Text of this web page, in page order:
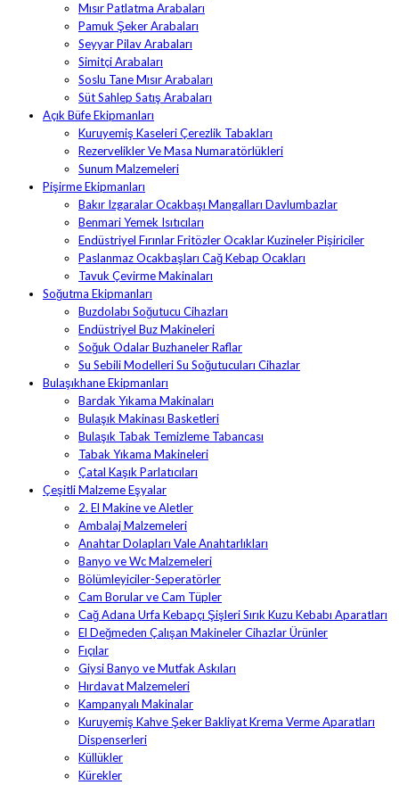
Mısır Patlatma Arabaları
Pamuk Şeker Arabaları
Seyyar Pilav Arabaları
Simitçi Arabaları
Soslu Tane Mısır Arabaları
Süt Sahlep Satış Arabaları
Açık Büfe Ekipmanları
Kuruyemiş Kaseleri Çerezlik Tabakları
Rezervelikler Ve Masa Numaratörlükleri
Sunum Malzemeleri
Pişirme Ekipmanları
Bakır Izgaralar Ocakbaşı Mangalları Davlumbazlar
Benmari Yemek Isıtıcıları
Endüstriyel Fırınlar Fritözler Ocaklar Kuzineler Pişiriciler
Paslanmaz Ocakbaşları Cağ Kebap Ocakları
Tavuk Çevirme Makinaları
Soğutma Ekipmanları
Buzdolabı Soğutucu Cihazları
Endüstriyel Buz Makineleri
Soğuk Odalar Buzhaneler Raflar
Su Sebili Modelleri Su Soğutucuları Cihazlar
Bulaşıkhane Ekipmanları
Bardak Yıkama Makinaları
Bulaşık Makinası Basketleri
Bulaşık Tabak Temizleme Tabancası
Tabak Yıkama Makineleri
Çatal Kaşık Parlatıcıları
Çeşitli Malzeme Eşyalar
2. El Makine ve Aletler
Ambalaj Malzemeleri
Anahtar Dolapları Vale Anahtarlıkları
Banyo ve Wc Malzemeleri
Bölümleyiciler-Seperatörler
Cam Borular ve Cam Tüpler
Cağ Adana Urfa Kebapçı Şişleri Sırık Kuzu Kebabı Aparatları
El Değmeden Çalışan Makineler Cihazlar Ürünler
Fıçılar
Giysi Banyo ve Mutfak Askıları
Hırdavat Malzemeleri
Kampanyalı Makinalar
Kuruyemiş Kahve Şeker Bakliyat Krema Verme Aparatları
Dispenserleri
Küllükler
Kürekler